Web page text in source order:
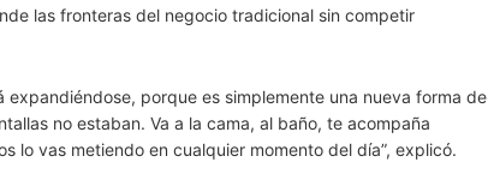
las fronteras del negocio tradicional sin competir
porque es simplemente una nueva forma de
no estaban. Va a la cama, al baño, te acompaña
lo vas metiendo en cualquier momento del día”, explicó.